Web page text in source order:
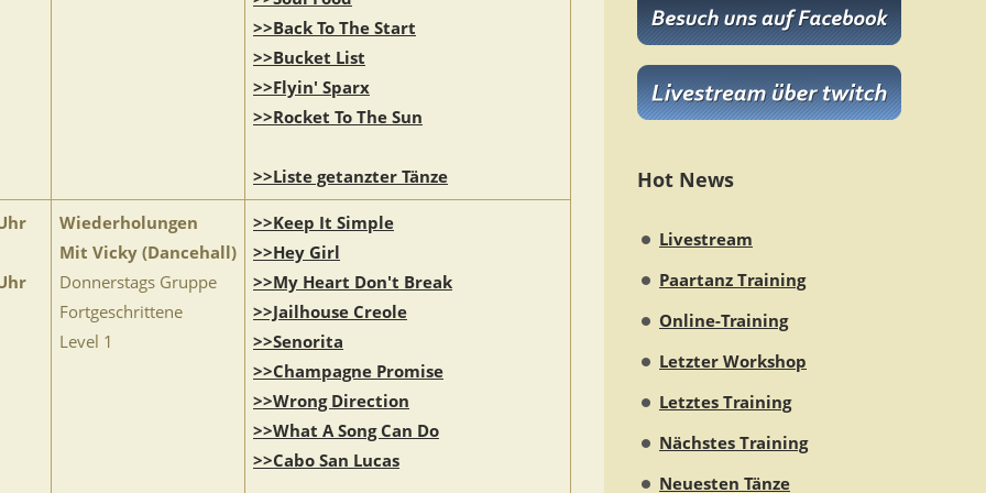
>>Back To The Start
>>Bucket List
>>Flyin' Sparx
>>Rocket To The Sun
>>Liste getanzter Tänze
Wiederholungen
Mit Vicky (Dancehall)
Donnerstags Gruppe
Fortgeschrittene
Level 1
>>Keep It Simple
>>Hey Girl
>>My Heart Don't Break
>>Jailhouse Creole
>>Senorita
>>Champagne Promise
>>Wrong Direction
>>What A Song Can Do
>>Cabo San Lucas
Hot News
Livestream
Paartanz Training
Online-Training
Letzter Workshop
Letztes Training
Nächstes Training
Neuesten Tänze